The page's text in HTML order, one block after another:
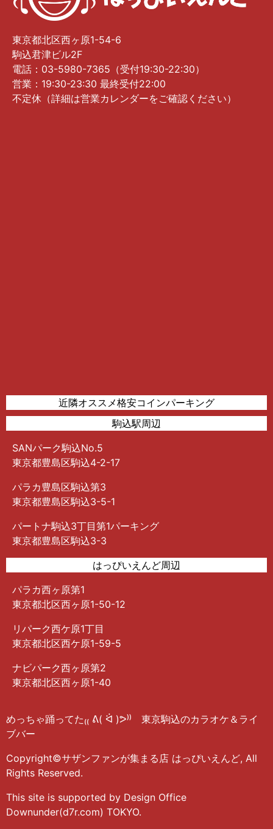
東京都北区西ヶ原1-54-6
駒込君津ビル2F
電話：03-5980-7365（受付19:30-22:30）
営業：19:30-23:30 最終受付22:00
不定休（詳細は営業カレンダーをご確認ください）
近隣オススメ格安コインパーキング
駒込駅周辺
SANパーク駒込No.5
東京都豊島区駒込4-2-17
パラカ豊島区駒込第3
東京都豊島区駒込3-5-1
パートナ駒込3丁目第1パーキング
東京都豊島区駒込3-3
はっぴいえんど周辺
パラカ西ヶ原第1
東京都北区西ヶ原1-50-12
リパーク西ケ原1丁目
東京都北区西ケ原1-59-5
ナビパーク西ヶ原第2
東京都北区西ヶ原1-40
めっちゃ踊ってた₍₍ ᕕ( ᐛ )ᕗ⁾⁾ 東京駒込のカラオケ＆ライ
ブバー
Copyright©サザンファンが集まる店 はっぴいえんど, All
Rights Reserved.
This site is supported by Design Office
Downunder(d7r.com) TOKYO.